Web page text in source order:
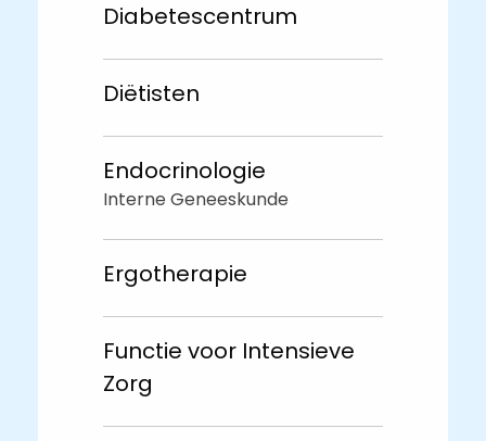
Diabetescentrum
Diëtisten
Endocrinologie
Interne Geneeskunde
Ergotherapie
Functie voor Intensieve
Zorg